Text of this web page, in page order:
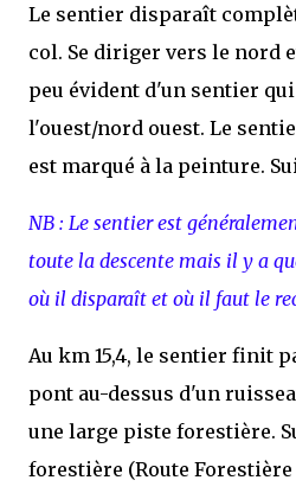
Le sentier disparaît
col. Se diriger vers le nord
peu évident d'un sentier
l'ouest/nord ouest. Le
est marqué à la peinture.
NB : Le sentier est
toute la descente mais il y a
où il disparaît et où il faut le
Au km 15,4, le sentier finit
pont au-dessus d'un
une large piste forestière.
forestière (Route